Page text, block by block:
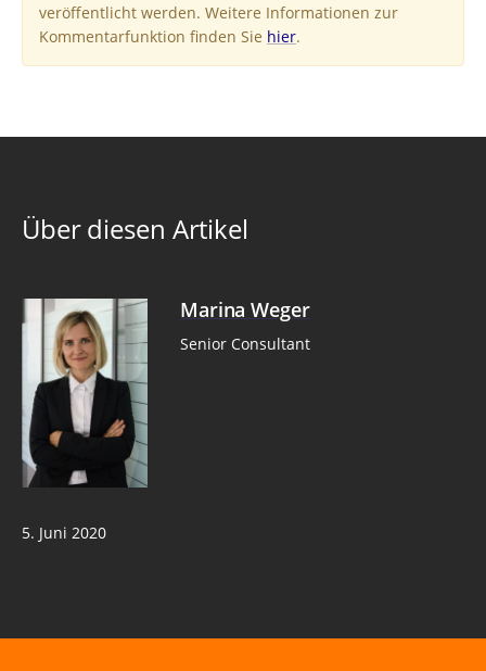
veröffentlicht werden. Weitere Informationen zur
Kommentarfunktion finden Sie hier.
Über diesen Artikel
Marina Weger
Senior Consultant
5. Juni 2020